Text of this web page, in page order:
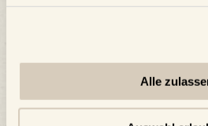
Alle